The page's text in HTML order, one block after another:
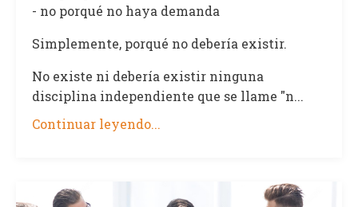
- no porqué no haya demanda
Simplemente, porqué no debería existir.
No existe ni debería existir ninguna
disciplina independiente que se llame "n...
Continuar leyendo...